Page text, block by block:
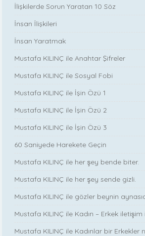
İlişkilerde Sorun Yaratan 10 Söz
İnsan İlişkileri
İnsan Yaratmak
Mustafa KILINÇ ile Anahtar Şifreler
Mustafa KILINÇ ile Sosyal Fobi
Mustafa KILINÇ ile İşin Özü 1
Mustafa KILINÇ ile İşin Özü 2
Mustafa KILINÇ ile İşin Özü 3
60 Saniyede Harekete Geçin
Mustafa KILINÇ ile her şey bende biter.
Mustafa KILINÇ ile her şey sende gizli.
Mustafa KILINÇ ile gözler beynin
Mustafa KILINÇ ile Kadın – Erkek iletişim
Mustafa KILINÇ ile Kadınlar bir Erkekler